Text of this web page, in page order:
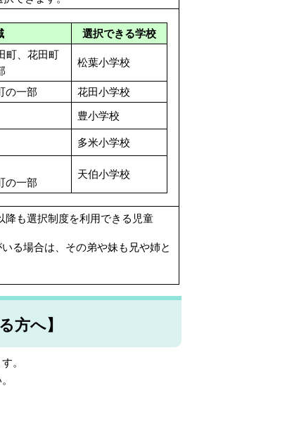
選択できる学校
町、花田町
松葉小学校
の一部
花田小学校
豊小学校
多米小学校
の一部
天伯小学校
降も選択制度を利用できる児童
る場合は、その弟や妹も兄や姉と
方へ】
。